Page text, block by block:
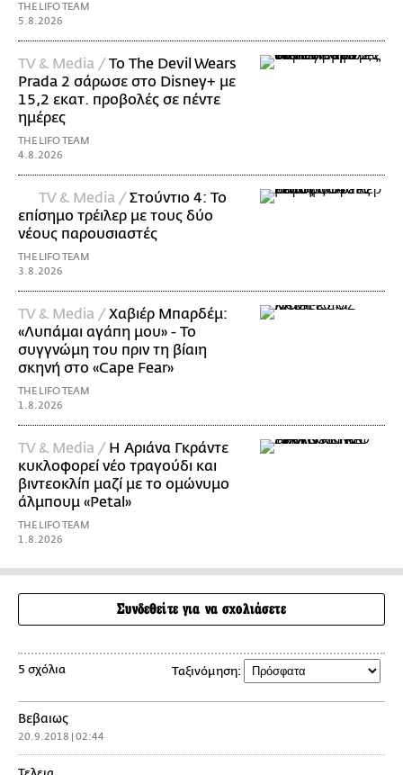
THE LIFO TEAM
5.8.2026
TV & Media /Το The Devil Wears
Prada 2 σάρωσε στo Disney+ με
15,2 εκατ. προβολές σε πέντε
ημέρες
THE LIFO TEAM
4.8.2026
TV & Media /Στούντιο 4: Το
επίσημο τρέιλερ με τους δύο
νέους παρουσιαστές
THE LIFO TEAM
3.8.2026
TV & Media /Χαβιέρ Μπαρδέμ:
«Λυπάμαι αγάπη μου» - Το
συγγνώμη του πριν τη βίαιη
σκηνή στο «Cape Fear»
THE LIFO TEAM
1.8.2026
TV & Media / Η Αριάνα Γκράντε
κυκλοφορεί νέο τραγούδι και
βιντεοκλίπ μαζί με το ομώνυμο
άλμπουμ «Petal»
THE LIFO TEAM
1.8.2026
Συνδεθείτε για να σχολιάσετε
5 σχόλια Ταξινόμηση:
Βεβαιως
20.9.2018 | 02:44